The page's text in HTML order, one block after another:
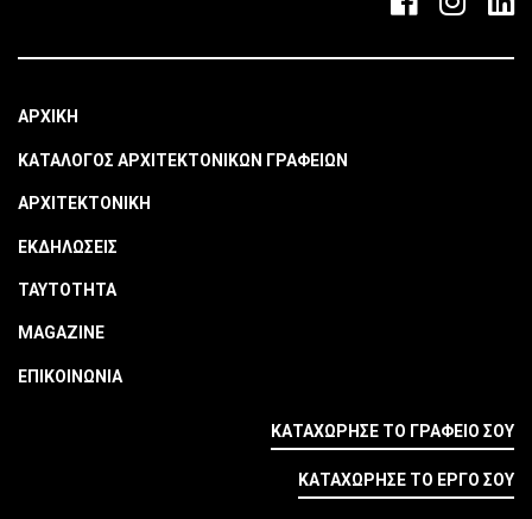
ΑΡΧΙΚΗ
ΚΑΤΑΛΟΓΟΣ ΑΡΧΙΤΕΚΤΟΝΙΚΩΝ ΓΡΑΦΕΙΩΝ
ΑΡΧΙΤΕΚΤΟΝΙΚΗ
ΕΚΔΗΛΩΣΕΙΣ
ΤΑΥΤΟΤΗΤΑ
MAGAZINE
ΕΠΙΚΟΙΝΩΝΙΑ
ΚΑΤΑΧΩΡΗΣΕ ΤΟ ΓΡΑΦΕΙΟ ΣΟΥ
ΚΑΤΑΧΩΡΗΣΕ ΤΟ ΕΡΓΟ ΣΟΥ